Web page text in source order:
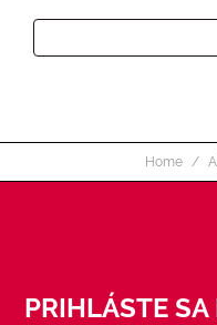
Home
PRIHLÁSTE SA